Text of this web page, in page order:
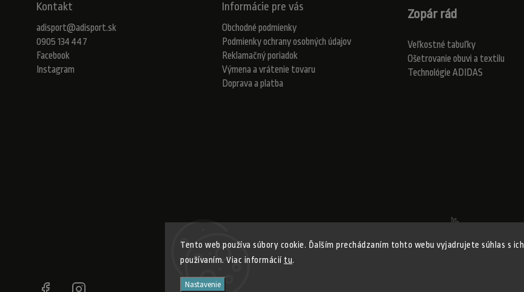
Tento web používa súbory cookie. Ďalším prechádzaním tohto webu vyjadrujete súhlas s ich
používaním. Viac informácií tu.
Nastavenie
Kontakt
adisport@adisport.sk
0905 134 447
Facebook
Instagram
Informácie pre vás
Obchodné podmienky
Podmienky ochrany osobných údajov
Reklamačný poriadok
Výmena a vrátenie tovaru
Doprava a platba
Zopár rád
Veľkostné tabuľky
Ošetrovanie obuvi a textilu
Technológie ADIDAS
Copyright 2026
Facebook